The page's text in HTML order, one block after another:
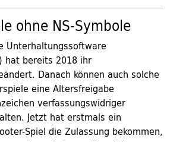
ohne NS-Symbole
Unterhaltungssoftware
hat bereits 2018 ihr
Danach können auch solche
eine Altersfreigabe
verfassungswidriger
Jetzt hat erstmals ein
Spiel die Zulassung bekommen,